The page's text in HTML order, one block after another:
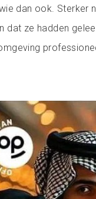
dan ook. Sterker
dat ze hadden